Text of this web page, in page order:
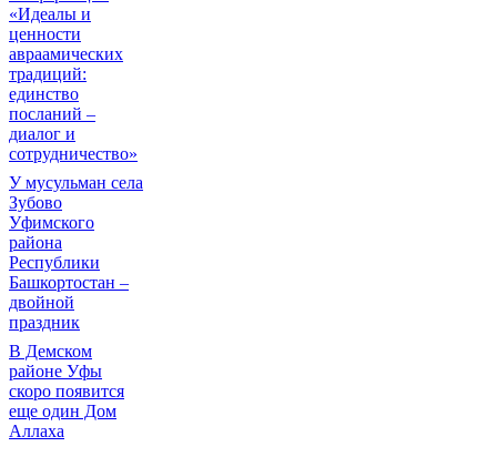
«Идеалы и
ценности
авраамических
традиций:
единство
посланий –
диалог и
сотрудничество»
У мусульман села
Зубово
Уфимского
района
Республики
Башкортостан –
двойной
праздник
В Демском
районе Уфы
скоро появится
еще один Дом
Аллаха